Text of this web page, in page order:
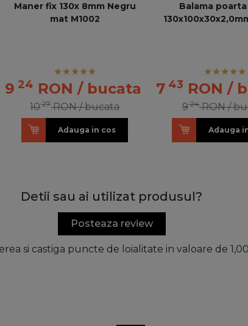
Maner fix 130x 8mm Negru
mat M1002
9 24 RON / bucata
1027 RON / bucata
Adauga in cos
Balama
743 RON /
924 RON /
Adauga
Detii sau ai utilizat produsul?
Posteaza review
si castiga puncte de loialitate in valoare de